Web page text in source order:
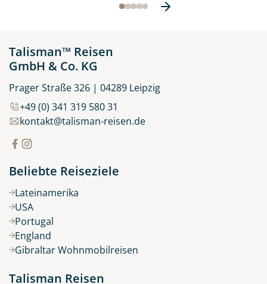
Talisman™ Reisen
GmbH & Co. KG
Prager Straße 326 | 04289 Leipzig
+49 (0) 341 319 580 31
kontakt@talisman-reisen.de
Beliebte Reiseziele
Lateinamerika
USA
Portugal
England
Gibraltar Wohnmobilreisen
Talisman Reisen